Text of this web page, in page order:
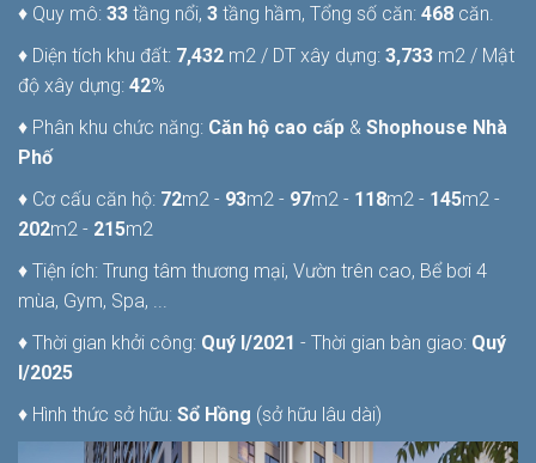
♦ Quy mô: 33 tầng nổi, 3 tầng hầm, Tổng số căn: 468 căn.
♦ Diện tích khu đất: 7,432 m2 / DT xây dựng: 3,733 m2 / Mật
độ xây dựng: 42%
♦ Phân khu chức năng: Căn hộ cao cấp & Shophouse Nhà
Phố
♦ Cơ cấu căn hộ: 72m2 - 93m2 - 97m2 - 118m2 - 145m2 -
202m2 - 215m2
♦ Tiện ích: Trung tâm thương mại, Vườn trên cao, Bể bơi 4
mùa, Gym, Spa, ...
♦ Thời gian khởi công: Quý I/2021 - Thời gian bàn giao: Quý
I/2025
♦ Hình thức sở hữu: Sổ Hồng (sở hữu lâu dài)